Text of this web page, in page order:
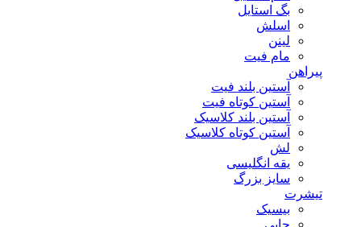
بگ استایل
اسلش
لینن
مام فیت
پیراهن
آستین بلند فیت
آستین کوتاه فیت
آستین بلند کلاسیک
آستین کوتاه کلاسیک
لش
یقه انگلیسی
سایز بزرگ
تیشرت
بیسیک